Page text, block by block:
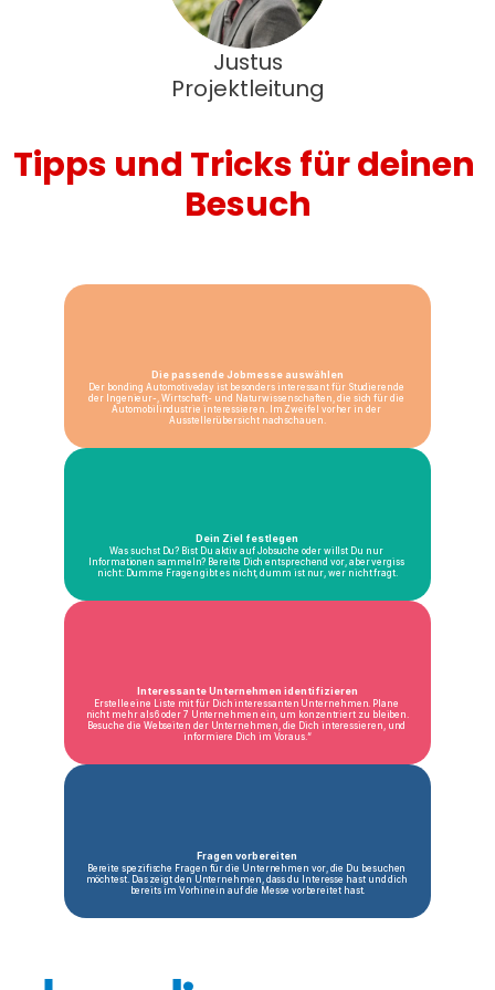
Justus
Projektleitung
Tipps und Tricks für deinen
Besuch
Die passende Jobmesse auswählen
Der bonding Automotiveday ist besonders interessant für Studierende
der Ingenieur-, Wirtschaft- und Naturwissenschaften, die sich für die
Automobilindustrie interessieren. Im Zweifel vorher in der
Ausstellerübersicht nachschauen.
Dein Ziel festlegen
Was suchst Du? Bist Du aktiv auf Jobsuche oder willst Du nur
Informationen sammeln? Bereite Dich entsprechend vor, aber vergiss
nicht: Dumme Fragen gibt es nicht, dumm ist nur, wer nicht fragt.
Interessante Unternehmen identifizieren
Erstelle eine Liste mit für Dich interessanten Unternehmen. Plane
nicht mehr als 6 oder 7 Unternehmen ein, um konzentriert zu bleiben.
Besuche die Webseiten der Unternehmen, die Dich interessieren, und
informiere Dich im Voraus.“
Fragen vorbereiten
Bereite spezifische Fragen für die Unternehmen vor, die Du besuchen
möchtest. Das zeigt den Unternehmen, dass du Interesse hast und dich
bereits im Vorhinein auf die Messe vorbereitet hast.